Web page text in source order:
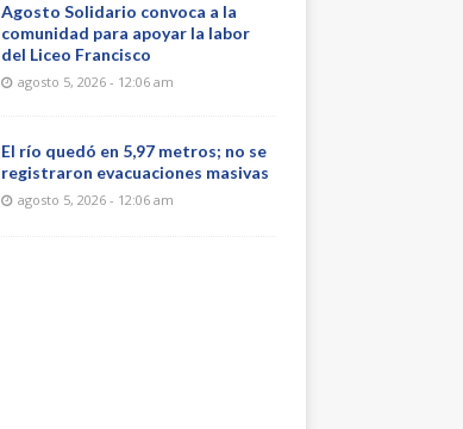
Agosto Solidario convoca a la
comunidad para apoyar la labor
del Liceo Francisco
agosto 5, 2026 - 12:06 am
El río quedó en 5,97 metros; no se
registraron evacuaciones masivas
agosto 5, 2026 - 12:06 am